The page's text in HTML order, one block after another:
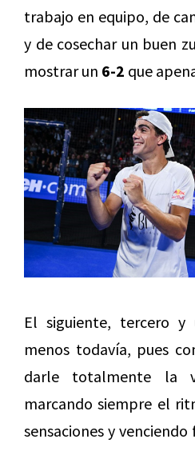
trabajo en equipo, de
y de cosechar un buen
mostrar un 6-2 que
El siguiente, tercero
menos todavía, pues
darle totalmente la
marcando siempre el
sensaciones y